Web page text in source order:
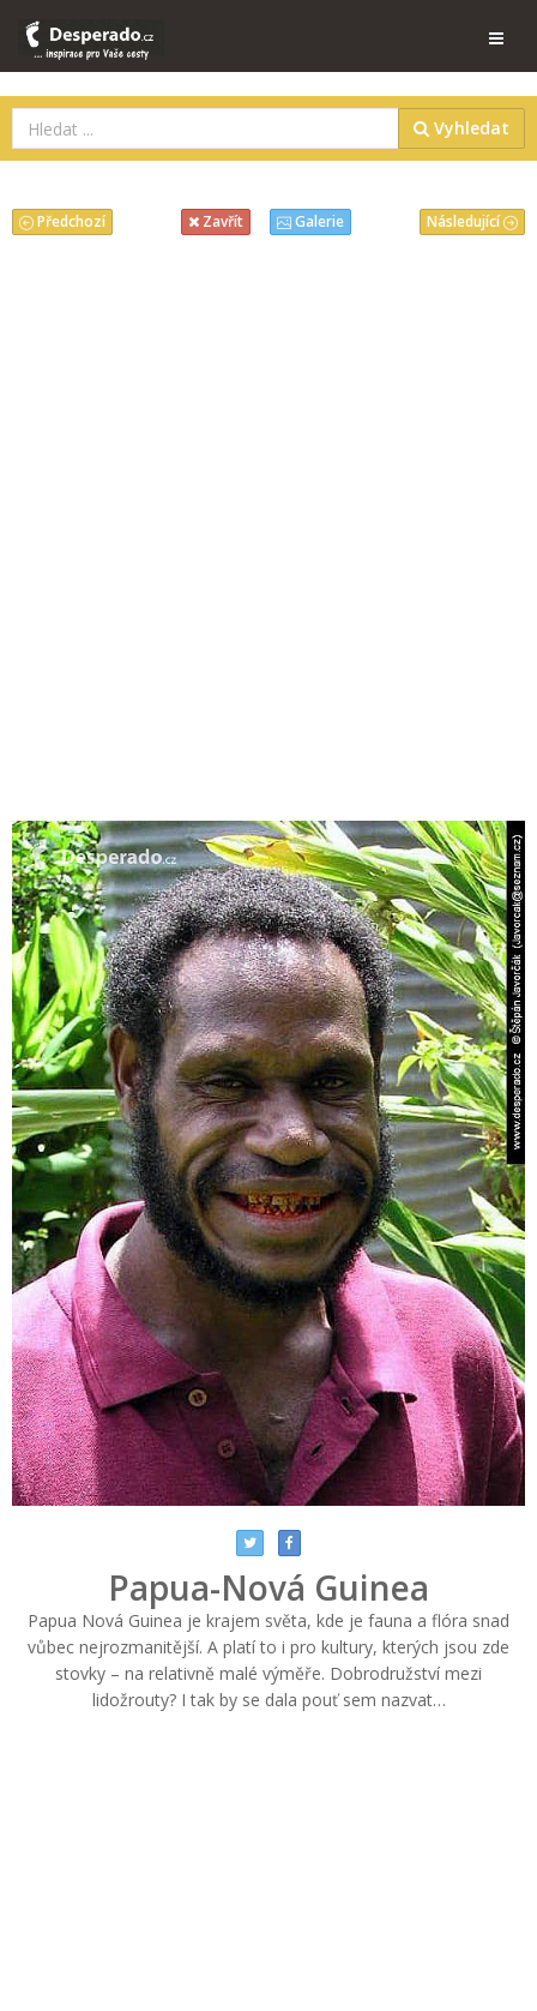
Vyhledat
Následující
Předchozí Zavřít Galerie
Papua-Nová Guinea
Papua Nová Guinea je krajem světa, kde je fauna a flóra snad
vůbec nejrozmanitější. A platí to i pro kultury, kterých jsou zde
stovky – na relativně malé výměře. Dobrodružství mezi
lidožrouty? I tak by se dala pouť sem nazvat…